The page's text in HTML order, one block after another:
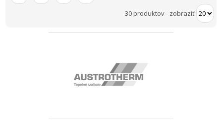
30 produktov- zobraziť